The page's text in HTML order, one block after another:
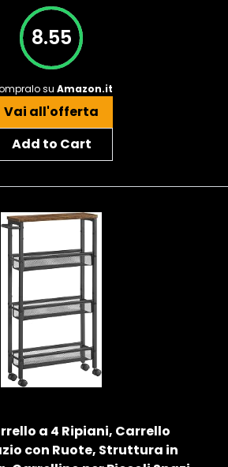
8.55
su Amazon.it
Vai all'offerta
Add to Cart
a 4 Ripiani, Carrello
con Ruote, Struttura in